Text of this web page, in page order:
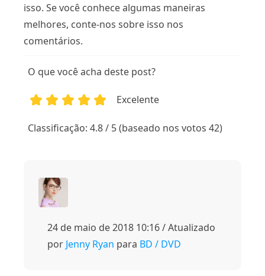
isso. Se você conhece algumas maneiras
melhores, conte-nos sobre isso nos
comentários.
O que você acha deste post?
Excelente
Classificação: 4.8 / 5 (baseado nos votos 42)
24 de maio de 2018 10:16 / Atualizado
por Jenny Ryan para BD / DVD